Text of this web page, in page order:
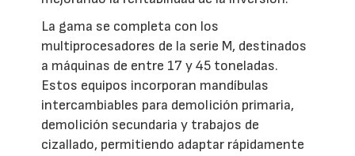
La gama se completa con los
multiprocesadores de la serie M, destinados
a máquinas de entre 17 y 45 toneladas.
Estos equipos incorporan mandíbulas
intercambiables para demolición primaria,
demolición secundaria y trabajos de
cizallado, permitiendo adaptar rápidamente